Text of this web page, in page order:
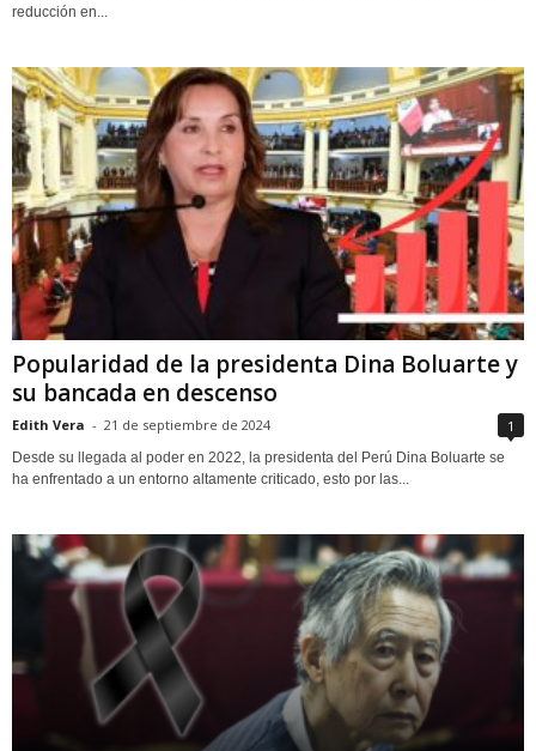
reducción en...
Popularidad de la presidenta Dina Boluarte y
su bancada en descenso
Edith Vera - 21 de septiembre de 2024 1
Desde su llegada al poder en 2022, la presidenta del Perú Dina Boluarte se
ha enfrentado a un entorno altamente criticado, esto por las...